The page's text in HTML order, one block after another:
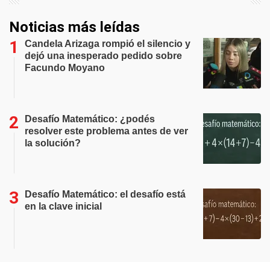
Noticias más leídas
Candela Arizaga rompió el silencio y
dejó una inesperado pedido sobre
Facundo Moyano
Desafío Matemático: ¿podés
resolver este problema antes de ver
la solución?
Desafío Matemático: el desafío está
en la clave inicial